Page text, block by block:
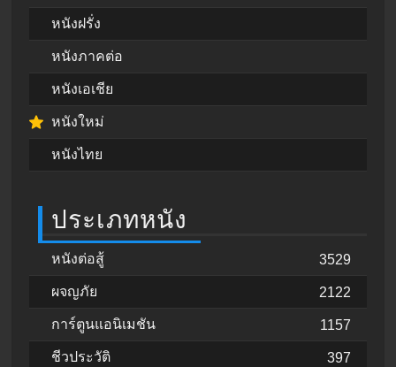
หนังฝรั่ง
หนังภาคต่อ
หนังเอเชีย
หนังใหม่
หนังไทย
ประเภทหนัง
หนังต่อสู้ 3529
ผจญภัย 2122
การ์ตูนแอนิเมชัน 1157
ชีวประวัติ 397